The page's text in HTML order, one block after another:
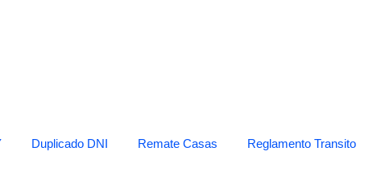
Duplicado DNI Remate Casas Reglamento Transito